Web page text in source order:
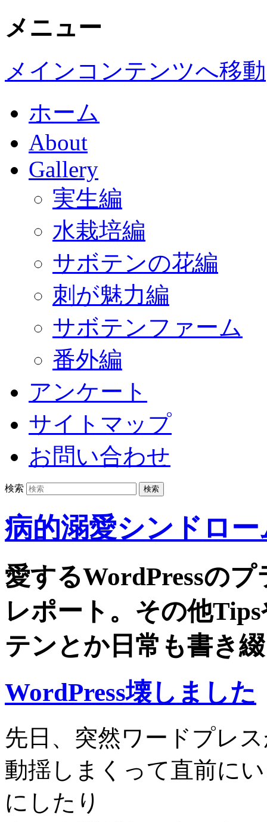
メニュー
メインコンテンツへ移動
ホーム
About
Gallery
実生編
水栽培編
サボテンの花編
刺が魅力編
サボテンファーム
番外編
アンケート
サイトマップ
お問い合わせ
検索
病的溺愛シンドロー
愛するWordPressの
レポート。その他
テンとか日常も書き
WordPress壊しました
先日、突然ワードプレ
動揺しまくって直前に
にしたり